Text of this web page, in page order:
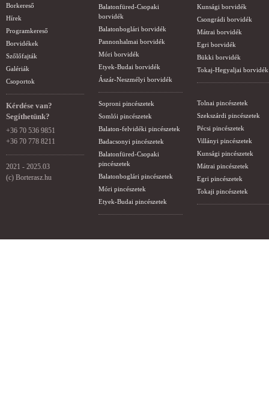
Borkereső
Hírek
Programkereső
Borvidékek
Szőlőfajták
Galériák
Csoportok
Kérdése van?
Segíthetünk?
+36 70 536 9851
+36 70 778 8211
2021 - 2025.03
(c) Borterasz.hu
Balatonfüred-Csopaki
borvidék
Balatonboglári borvidék
Pannonhalmai borvidék
Móri borvidék
Etyek-Budai borvidék
Ászár-Neszmélyi borvidék
Soproni pincészetek
Somlói pincészetek
Balaton-felvidéki pincészetek
Badacsonyi pincészetek
Balatonfüred-Csopaki
pincészetek
Balatonboglári pincészetek
Móri pincészetek
Etyek-Budai pincészetek
Kunsági borvidék
Csongrádi borvidék
Mátrai borvidék
Egri borvidék
Bükki borvidék
Tokaj-Hegyaljai borvidék
Tolnai pincészetek
Szekszárdi pincészetek
Pécsi pincészetek
Villányi pincészetek
Kunsági pincészetek
Mátrai pincészetek
Egri pincészetek
Tokaji pincészetek